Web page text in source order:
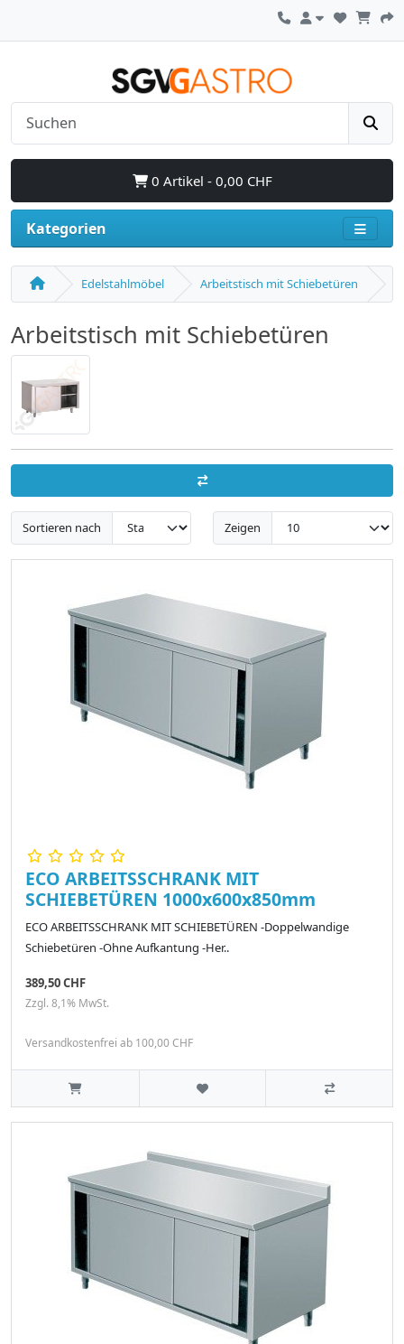
0 Artikel - 0,00 CHF
Kategorien
Edelstahlmöbel Arbeitstisch mit Schiebetüren
Arbeitstisch mit Schiebetüren
Sortieren nach Zeigen
ECO ARBEITSSCHRANK MIT
SCHIEBETÜREN 1000x600x850mm
ECO ARBEITSSCHRANK MIT SCHIEBETÜREN -Doppelwandige
Schiebetüren -Ohne Aufkantung -Her..
389,50 CHF
Zzgl. 8,1% MwSt.
Versandkostenfrei ab 100,00 CHF